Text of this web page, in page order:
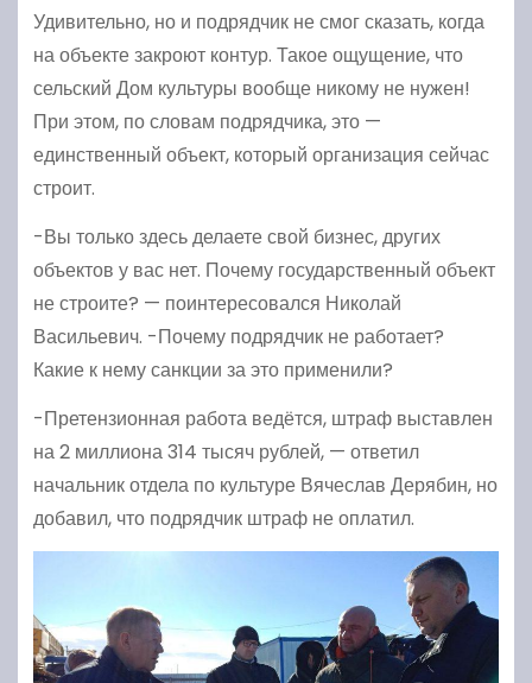
Удивительно, но и подрядчик не смог сказать, когда
на объекте закроют контур. Такое ощущение, что
сельский Дом культуры вообще никому не нужен!
При этом, по словам подрядчика, это —
единственный объект, который организация сейчас
строит.
-Вы только здесь делаете свой бизнес, других
объектов у вас нет. Почему государственный объект
не строите? — поинтересовался Николай
Васильевич. -Почему подрядчик не работает?
Какие к нему санкции за это применили?
-Претензионная работа ведётся, штраф выставлен
на 2 миллиона 314 тысяч рублей, — ответил
начальник отдела по культуре Вячеслав Дерябин, но
добавил, что подрядчик штраф не оплатил.